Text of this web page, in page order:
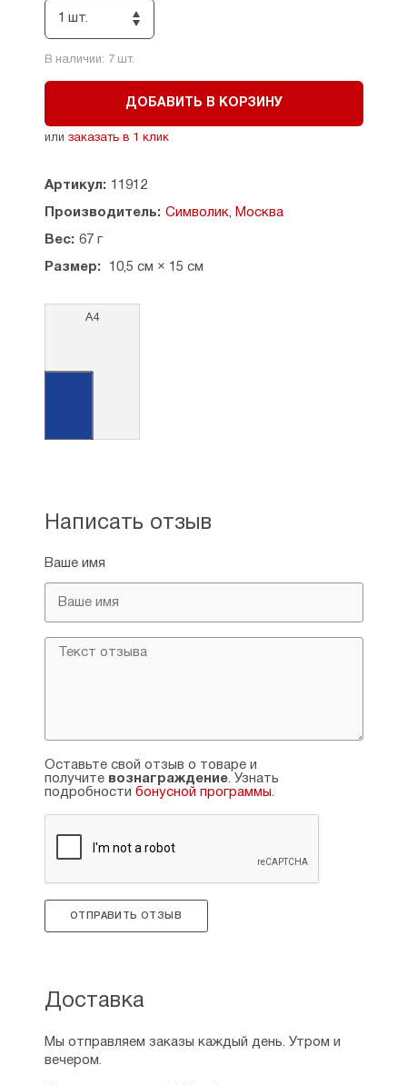
1 шт.
В наличии: 7шт.
ДОБАВИТЬ В КОРЗИНУ
или заказать в 1 клик
Артикул: 11912
Производитель: Символик, Москва
Вес: 67 г
Размер: 10,5 см × 15 см
А4
Написать отзыв
Ваше имя
Оставьте свой отзыв о товаре и
получите вознаграждение. Узнать
подробности бонусной программы.
ОТПРАВИТЬ ОТЗЫВ
Доставка
Мы отправляем заказы каждый день. Утром и
вечером.